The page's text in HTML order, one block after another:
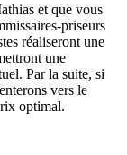
et que vous
priseurs
réaliseront une
une
Par la suite, si
vers le
optimal.